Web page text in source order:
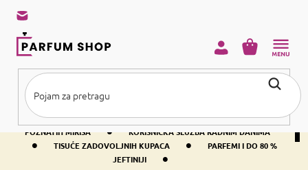
sadržaj
BESPLATNA DOSTAVA IZNAD PRIBLIŽNO 37 € •
400+ SVJETSKI
POZNATIH MIRISA
• KORISNIČKA SLUŽBA RADNIM DANIMA
• TISUĆE ZADOVOLJNIH KUPACA •
PARFEMI I DO 80 %
JEFTINIJI
•
KOŠARICA